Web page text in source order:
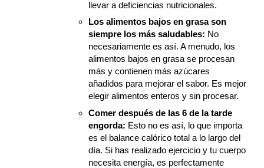
llevar a deficiencias nutricionales.
Los alimentos bajos en grasa son
siempre los más saludables: No
necesariamente es así. A menudo, los
alimentos bajos en grasa se procesan
más y contienen más azúcares
añadidos para mejorar el sabor. Es mejor
elegir alimentos enteros y sin procesar.
Comer después de las 6 de la tarde
engorda: Esto no es así, lo que importa
es el balance calórico total a lo largo del
día. Si has realizado ejercicio y tu cuerpo
necesita energía, es perfectamente